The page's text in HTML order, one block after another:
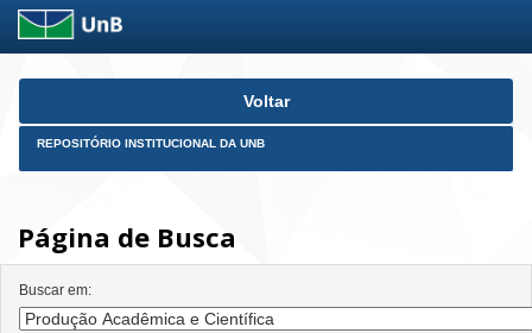
Skip
Voltar
REPOSITÓRIO INSTITUCIONAL DA UNB
Página de Busca
Buscar em: